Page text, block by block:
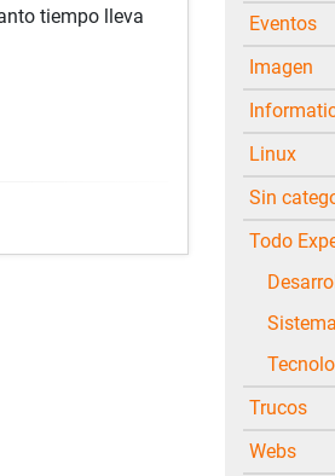
tiempo lleva
Eventos
Imagen
Linux
Sin
Todo
Trucos
Webs